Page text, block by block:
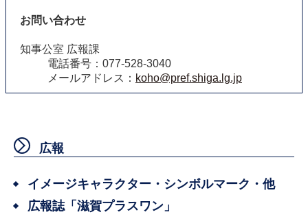
お問い合わせ
知事公室 広報課
電話番号：077-528-3040
メールアドレス： koho@pref.shiga.lg.jp
広報
イメージキャラクター・シンボルマーク・他
広報誌「滋賀プラスワン」